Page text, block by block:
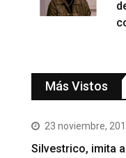
Más Vistos
23 noviembre,
Silvestrico, imita